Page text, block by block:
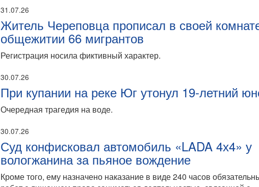
31.07.26
Житель Череповца прописал в своей
общежитии 66 мигрантов
Регистрация носила фиктивный характер.
30.07.26
При купании на реке Юг утонул 19-летний
Очередная трагедия на воде.
30.07.26
Суд конфисковал автомобиль «LADA 4х4» у
вологжанина за пьяное вождение
Кроме того, ему назначено наказание в виде 240 часов